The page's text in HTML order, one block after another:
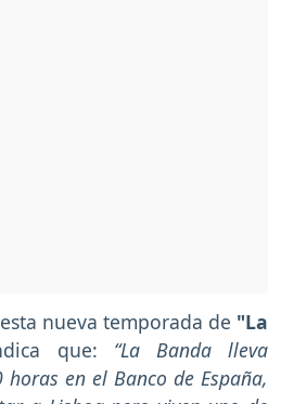
nueva temporada de "La
que: “La Banda lleva
en el Banco de España,